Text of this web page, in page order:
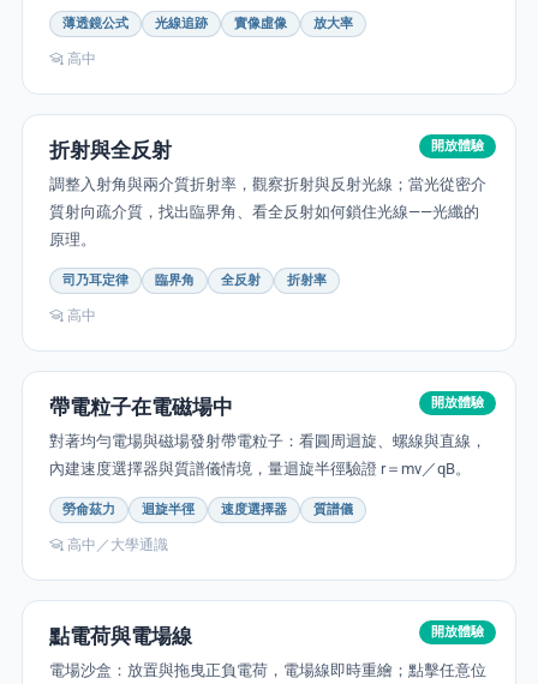
薄透鏡公式 光線追跡 實像虛像 放大率
高中
開放體驗
折射與全反射
調整入射角與兩介質折射率，觀察折射與反射光線；當光從密介
質射向疏介質，找出臨界角、看全反射如何鎖住光線——光纖的
原理。
司乃耳定律 臨界角 全反射 折射率
高中
開放體驗
帶電粒子在電磁場中
對著均勻電場與磁場發射帶電粒子：看圓周迴旋、螺線與直線，
內建速度選擇器與質譜儀情境，量迴旋半徑驗證 r＝mv／qB。
勞侖茲力 迴旋半徑 速度選擇器 質譜儀
高中／大學通識
開放體驗
點電荷與電場線
電場沙盒：放置與拖曳正負電荷，電場線即時重繪；點擊任意位